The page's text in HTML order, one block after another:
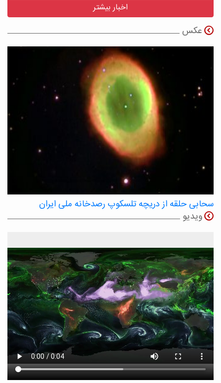
اخبار بیشتر
عکس
سحابی حلقه از دریچه تلسکوپ رصدخانه ملی ایران
ویدیو